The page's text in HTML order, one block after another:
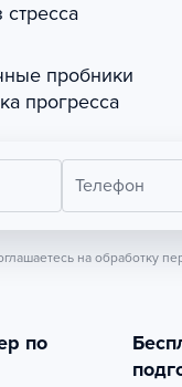
пробники
прогресса
Телефон
на обработку
по